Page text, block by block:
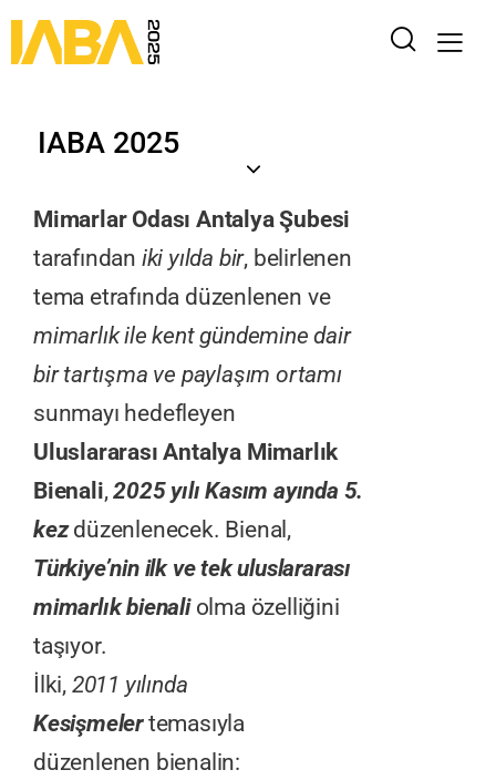
IABA 2025
Mimarlar Odası Antalya Şubesi
tarafından iki yılda bir, belirlenen
tema etrafında düzenlenen ve
mimarlık ile kent gündemine dair
bir tartışma ve paylaşım ortamı
sunmayı hedefleyen
Uluslararası Antalya Mimarlık
Bienali,2025 yılı Kasım ayında 5.
kezdüzenlenecek. Bienal,
Türkiye’nin ilk ve tek uluslararası
mimarlık bienaliolma özelliğini
taşıyor.
İlki, 2011 yılında
Kesişmelertemasıyla
düzenlenen bienalin: